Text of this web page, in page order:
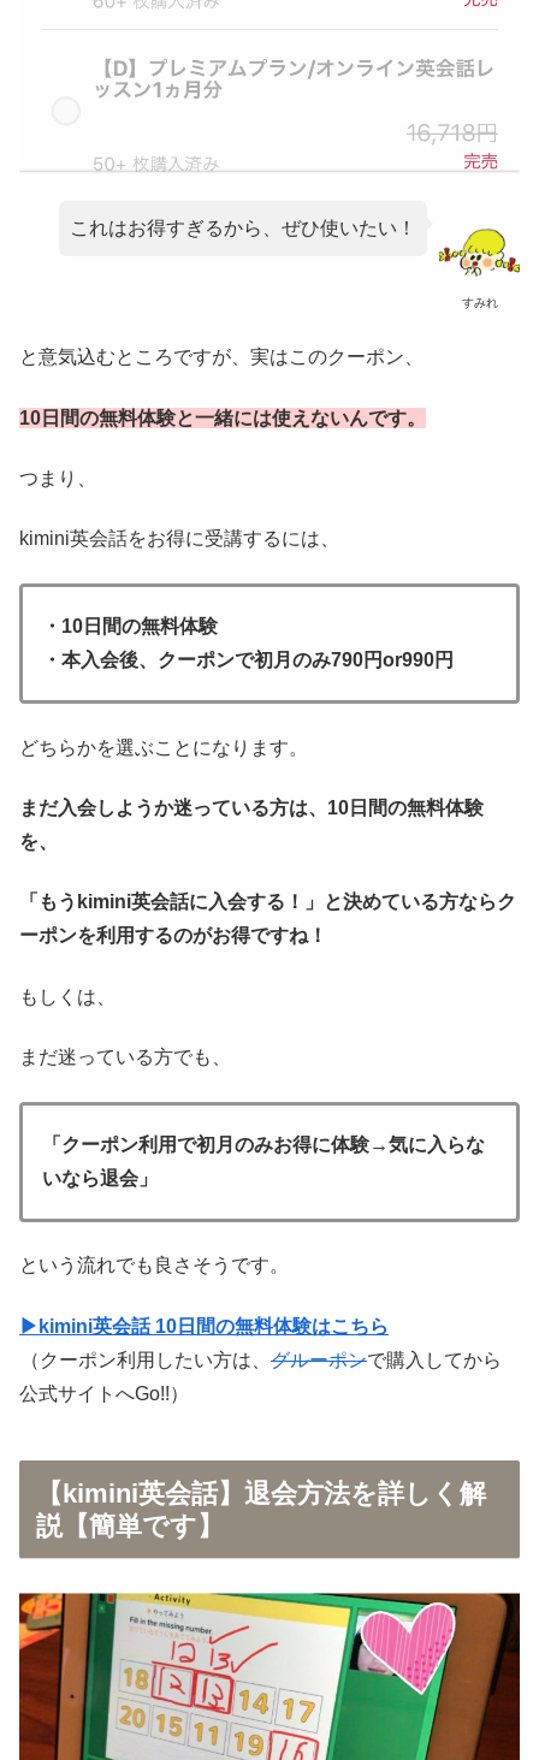
すみれ
これはお得すぎるから、ぜひ使いたい！
と意気込むところですが、実はこのクーポン、
10日間の無料体験と一緒には使えないんです。
つまり、
kimini英会話をお得に受講するには、
・10日間の無料体験
・本入会後、クーポンで初月のみ790円or990円
どちらかを選ぶことになります。
まだ入会しようか迷っている方は、10日間の無料体験
を、
「もうkimini英会話に入会する！」と決めている方ならク
ーポンを利用するのがお得ですね！
もしくは、
まだ迷っている方でも、
「クーポン利用で初月のみお得に体験→気に入らな
いなら退会」
という流れでも良さそうです。
▶kimini英会話 10日間の無料体験はこちら
（クーポン利用したい方は、 グルーポンで購入してから
公式サイトへGo!!）
【kimini英会話】退会方法を詳しく解
説【簡単です】